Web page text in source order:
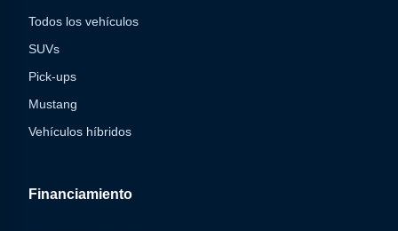
Todos los vehículos
SUVs
Pick-ups
Mustang
Vehículos híbridos
Financiamiento